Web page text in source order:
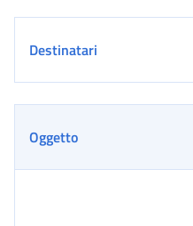
Destinatari
Oggetto